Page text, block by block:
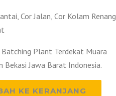
Cor Jalan, Cor Kolam
Batching Plant Terdekat Muara
Bekasi Jawa Barat Indonesia.
KE KERANJANG